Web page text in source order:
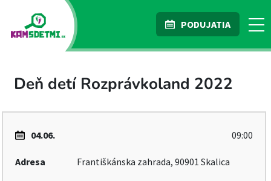
PODUJATIA
Deň detí Rozprávkoland 2022
04.06. 09:00
Adresa Františkánska zahrada, 90901 Skalica